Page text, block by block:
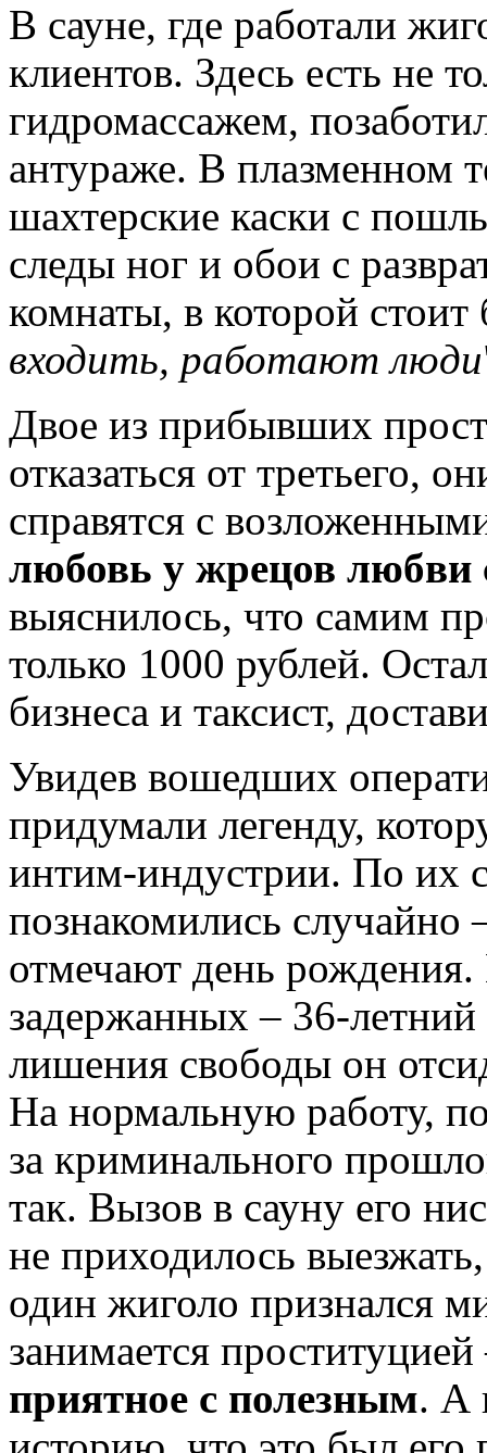
В сауне, где работали
клиентов. Здесь есть не
гидромассажем,
антураже. В плазменном
шахтерские каски с
следы ног и обои с
комнаты, в которой стоит
входить, работают люди
Двое из прибывших
отказаться от третьего,
справятся с
любовь у жрецов любви
выяснилось, что самим
только 1000 рублей.
бизнеса и таксист,
Увидев вошедших
придумали легенду,
интим-индустрии. По их
познакомились
отмечают день
задержанных – 36-
лишения свободы он
На нормальную работу,
за криминального
так. Вызов в сауну его
не приходилось
один жиголо признался
занимается
приятное с полезным. А